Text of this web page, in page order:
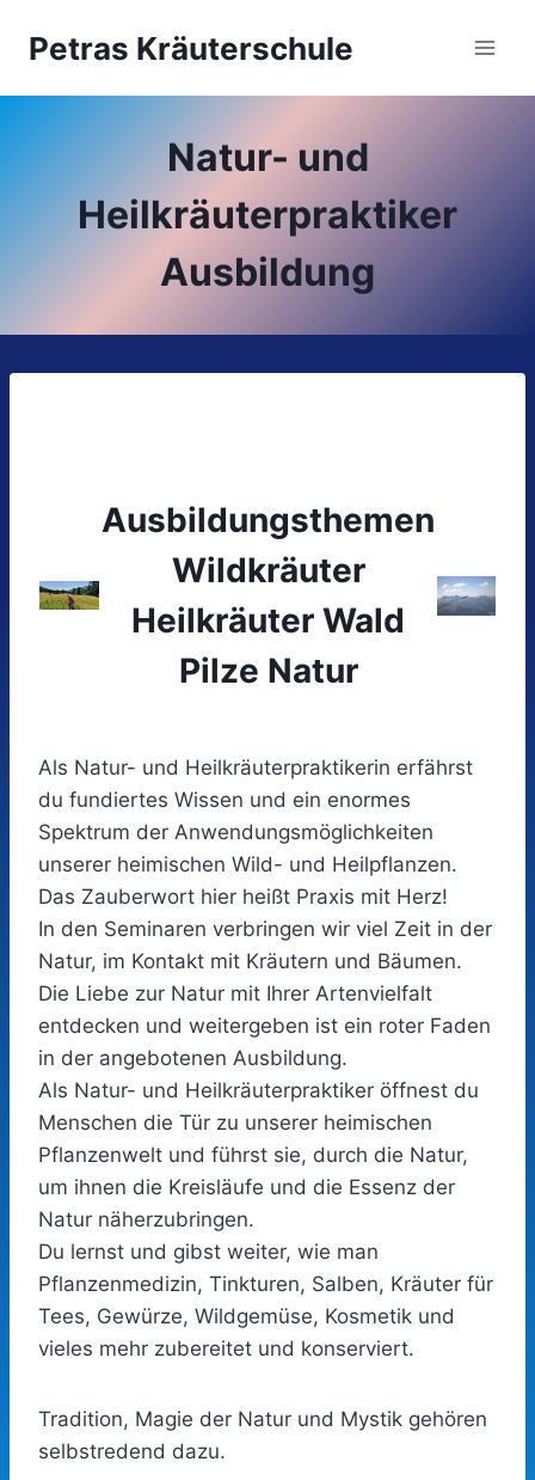
InhaltPetras Kräuterschule
Natur- und
Heilkräuterpraktiker
Ausbildung
Ausbildungsthemen
Wildkräuter
Heilkräuter Wald
Pilze Natur
Als Natur- und Heilkräuterpraktikerin erfährst
du fundiertes Wissen und ein enormes
Spektrum der Anwendungsmöglichkeiten
unserer heimischen Wild- und Heilpflanzen.
Das Zauberwort hier heißt Praxis mit Herz!
In den Seminaren verbringen wir viel Zeit in der
Natur, im Kontakt mit Kräutern und Bäumen.
Die Liebe zur Natur mit Ihrer Artenvielfalt
entdecken und weitergeben ist ein roter Faden
in der angebotenen Ausbildung.
Als Natur- und Heilkräuterpraktiker öffnest du
Menschen die Tür zu unserer heimischen
Pflanzenwelt und führst sie, durch die Natur,
um ihnen die Kreisläufe und die Essenz der
Natur näherzubringen.
Du lernst und gibst weiter, wie man
Pflanzenmedizin, Tinkturen, Salben, Kräuter für
Tees, Gewürze, Wildgemüse, Kosmetik und
vieles mehr zubereitet und konserviert.
Tradition, Magie der Natur und Mystik gehören
selbstredend dazu.